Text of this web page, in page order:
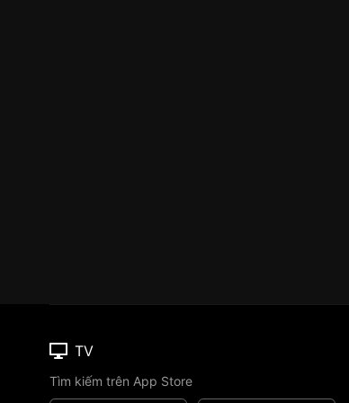
TV
Tìm kiếm trên App Store